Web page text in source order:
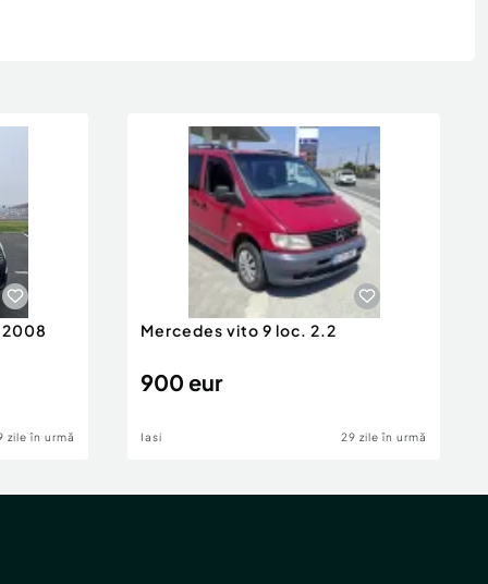
2008
zile în urmă
Mercedes vito 9 loc. 2.2
900 eur
Iasi 29 zile în urmă